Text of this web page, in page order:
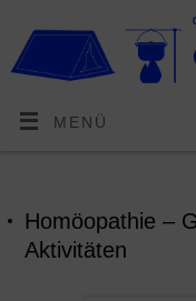
MENÜ
Homöopathie –
Aktivitäten